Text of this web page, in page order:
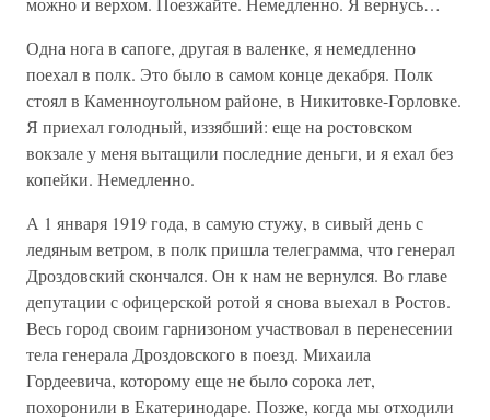
Одна нога в сапоге, другая в валенке, я немедленно
поехал в полк. Это было в самом конце декабря. Полк
стоял в Каменноугольном районе, в Никитовке-Горловке.
Я приехал голодный, иззябший: еще на ростовском
вокзале у меня вытащили последние деньги, и я ехал без
копейки. Немедленно.
А 1 января 1919 года, в самую стужу, в сивый день с
ледяным ветром, в полк пришла телеграмма, что генерал
Дроздовский скончался. Он к нам не вернулся. Во главе
депутации с офицерской ротой я снова выехал в Ростов.
Весь город своим гарнизоном участвовал в перенесении
тела генерала Дроздовского в поезд. Михаила
Гордеевича, которому еще не было сорока лет,
похоронили в Екатеринодаре. Позже, когда мы отходили